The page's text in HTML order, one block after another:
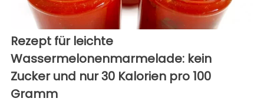
Rezept für leichte
Wassermelonenmarmelade: kein
Zucker und nur 30 Kalorien pro 100
Gramm